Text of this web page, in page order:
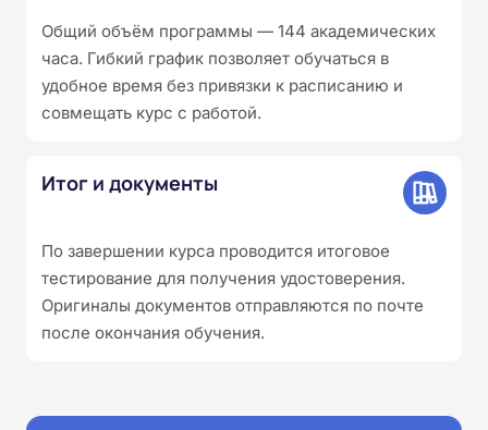
Общий объём программы — 144 академических
часа. Гибкий график позволяет обучаться в
удобное время без привязки к расписанию и
совмещать курс с работой.
Итог и документы
По завершении курса проводится итоговое
тестирование для получения удостоверения.
Оригиналы документов отправляются по почте
после окончания обучения.